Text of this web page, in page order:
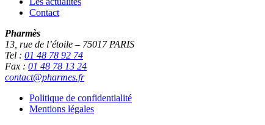
Contact
Pharmès
13, rue de l’étoile – 75017 PARIS
Tel : 01 48 78 92 74
Fax : 01 48 78 13 24
contact@pharmes.fr
Politique de confidentialité
Mentions légales